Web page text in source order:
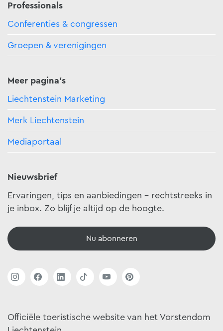
Professionals
Conferenties & congressen
Groepen & verenigingen
Meer pagina's
Liechtenstein Marketing
Merk Liechtenstein
Mediaportaal
Nieuwsbrief
Ervaringen, tips en aanbiedingen - rechtstreeks in
je inbox. Zo blijf je altijd op de hoogte.
Nu abonneren
Officiële toeristische website van het Vorstendom